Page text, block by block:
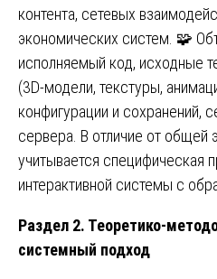
контента, сетевых
экономических систем. 🧩
исполняемый код, исходные
(3D-модели, текстуры,
конфигурации и сохранений,
сервера. В отличие от общей
учитывается специфическая
интерактивной системы с
Раздел 2. Теоретико-
системный подход